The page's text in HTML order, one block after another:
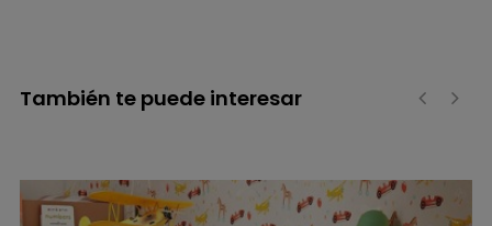
También te puede interesar